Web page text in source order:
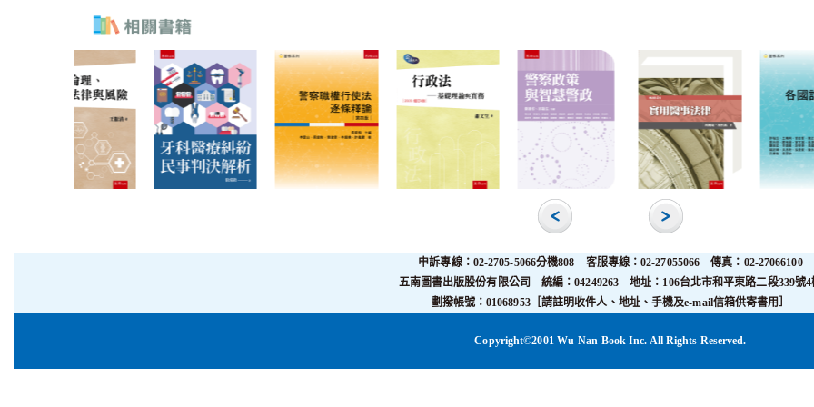
申訴專線：02-2705-5066分機808 客服專線：02-27055066 傳真：02-27066100
五南圖書出版股份有限公司 統編：04249263 地址：106台北市和平東路二段339號4
劃撥帳號：01068953［請註明收件人、地址、手機及e-mail信箱供寄書用］
Copyright©2001 Wu-Nan Book Inc. All Rights Reserved.